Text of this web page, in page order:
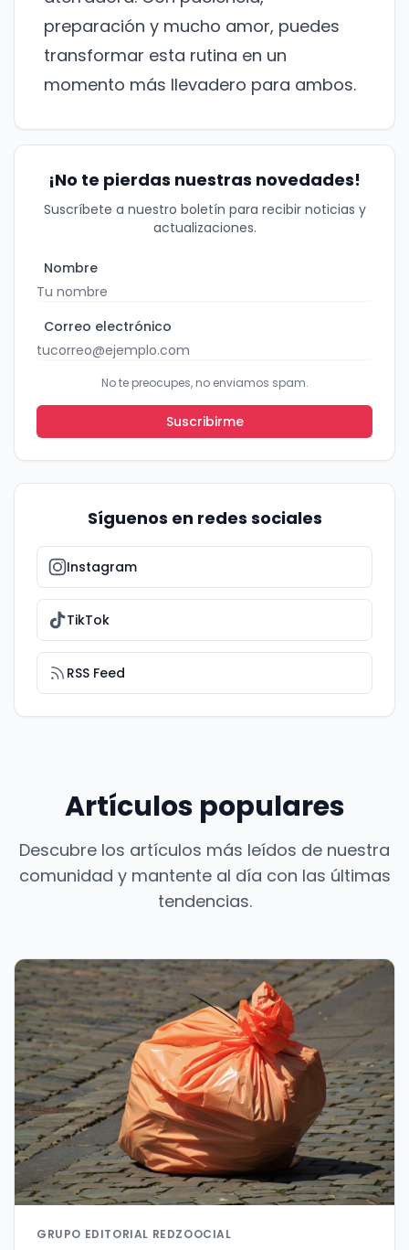
preparación y mucho amor, puedes
transformar esta rutina en un
momento más llevadero para ambos.
¡No te pierdas nuestras novedades!
Suscríbete a nuestro boletín para recibir noticias y
actualizaciones.
Nombre
Correo electrónico
No te preocupes, no enviamos spam.
Suscribirme
Síguenos en redes sociales
Instagram
TikTok
RSS Feed
Artículos populares
Descubre los artículos más leídos de nuestra
comunidad y mantente al día con las últimas
tendencias.
GRUPO EDITORIAL REDZOOCIAL
¡No te pierdas nuestras
novedades!
Suscríbete a nuestro boletín para recibir
Correo electrónico
No te preocupes, no enviamos spam.